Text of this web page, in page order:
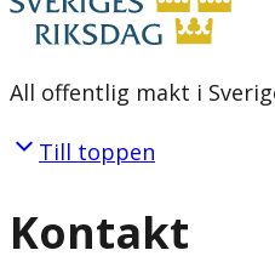
All offentlig makt i
Till toppen
Kontakt